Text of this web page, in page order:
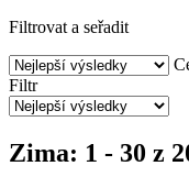
Filtrovat a seřadit
Filtr
Zima: 1 - 30 z